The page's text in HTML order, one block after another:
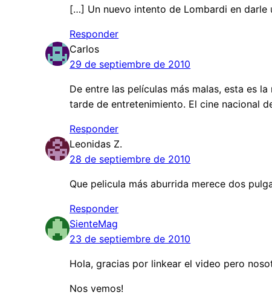
[…] Un nuevo intento de Lombardi en darle
Responder
Carlos
29 de septiembre de 2010
De entre las películas más malas, esta es
tarde de entretenimiento. El cine nacional
Responder
Leonidas Z.
28 de septiembre de 2010
Que pelicula más aburrida merece dos
Responder
SienteMag
23 de septiembre de 2010
Hola, gracias por linkear el video pero
Nos vemos!